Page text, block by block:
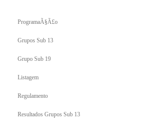
ProgramaÃ§Ã£o
Grupos Sub 13
Grupo Sub 19
Listagem
Regulamento
Resultados Grupos Sub 13